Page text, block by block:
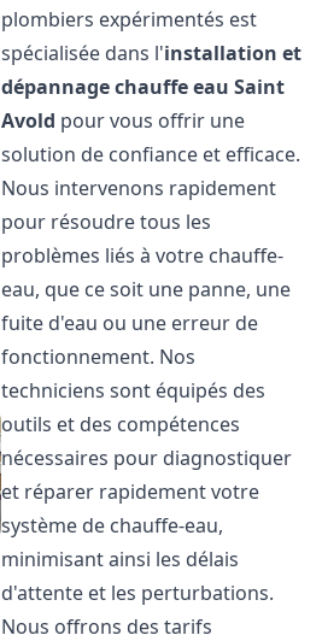
plombiers expérimentés est
spécialisée dans l'installation et
dépannage chauffe eau Saint
Avold pour vous offrir une
solution de confiance et efficace.
Nous intervenons rapidement
pour résoudre tous les
problèmes liés à votre chauffe-
eau, que ce soit une panne, une
fuite d'eau ou une erreur de
fonctionnement. Nos
techniciens sont équipés des
outils et des compétences
nécessaires pour diagnostiquer
et réparer rapidement votre
système de chauffe-eau,
minimisant ainsi les délais
d'attente et les perturbations.
Nous offrons des tarifs